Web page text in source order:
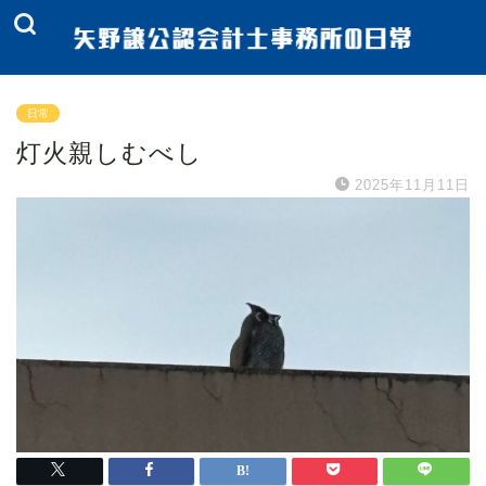
日常
灯火親しむべし
2025年11月11日